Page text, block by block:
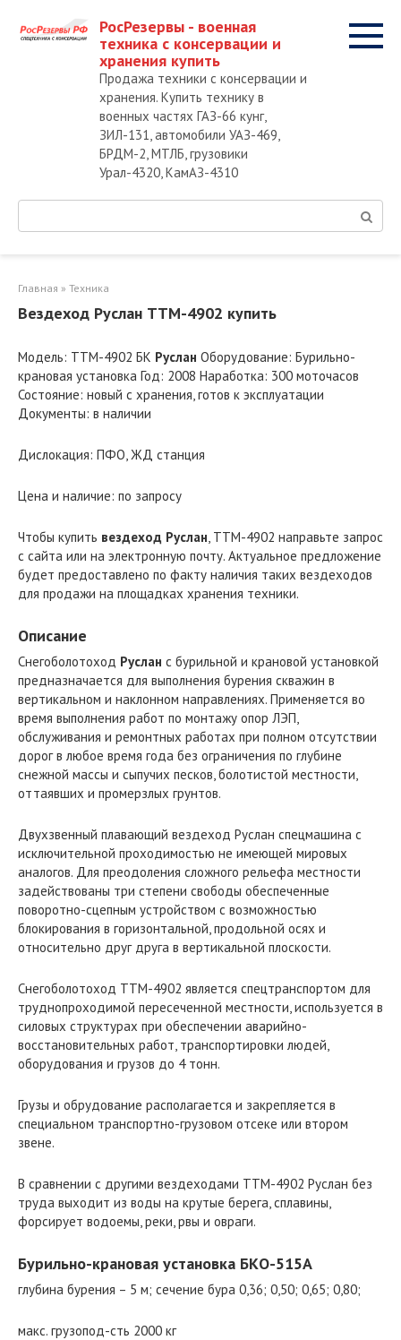
контенту
РосРезервы - военная
техника с консервации и
хранения купить
Продажа техники с консервации и
хранения. Купить технику в
военных частях ГАЗ-66 кунг,
ЗИЛ-131, автомобили УАЗ-469,
БРДМ-2, МТЛБ, грузовики
Урал-4320, КамАЗ-4310
Поиск:
Главная » Техника
Вездеход Руслан ТТМ-4902 купить
Модель: ТТМ-4902 БК Руслан Оборудование: Бурильно-
крановая установка Год: 2008 Наработка: 300 моточасов
Состояние: новый с хранения, готов к эксплуатации
Документы: в наличии
Дислокация: ПФО, ЖД станция
Цена и наличие: по запросу
Чтобы купить вездеход Руслан, ТТМ-4902 направьте запрос
с сайта или на электронную почту. Актуальное предложение
будет предоставлено по факту наличия таких вездеходов
для продажи на площадках хранения техники.
Описание
Снегоболотоход Руслан с бурильной и крановой установкой
предназначается для выполнения бурения скважин в
вертикальном и наклонном направлениях. Применяется во
время выполнения работ по монтажу опор ЛЭП,
обслуживания и ремонтных работах при полном отсутствии
дорог в любое время года без ограничения по глубине
снежной массы и сыпучих песков, болотистой местности,
оттаявших и промерзлых грунтов.
Двухзвенный плавающий вездеход Руслан спецмашина с
исключительной проходимостью не имеющей мировых
аналогов. Для преодоления сложного рельефа местности
задействованы три степени свободы обеспеченные
поворотно-сцепным устройством с возможностью
блокирования в горизонтальной, продольной осях и
относительно друг друга в вертикальной плоскости.
Снегоболотоход ТТМ-4902 является спецтранспортом для
труднопроходимой пересеченной местности, используется в
силовых структурах при обеспечении аварийно-
восстановительных работ, транспортировки людей,
оборудования и грузов до 4 тонн.
Грузы и обрудование располагается и закрепляется в
специальном транспортно-грузовом отсеке или втором
звене.
В сравнении с другими вездеходами ТТМ-4902 Руслан без
труда выходит из воды на крутые берега, сплавины,
форсирует водоемы, реки, рвы и овраги.
Бурильно-крановая установка БКО-515А
глубина бурения – 5 м; сечение бура 0,36; 0,50; 0,65; 0,80;
макс. грузопод-сть 2000 кг